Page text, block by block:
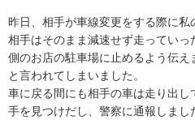
昨日、相手が車線変更をする際に私
相手はそのまま減速せず走ってい
側のお店の駐車場に止めるよう伝
と言われてしまいました。
車に戻る間にも相手の車は走り出
手を見つけだし、警察に通報しまし